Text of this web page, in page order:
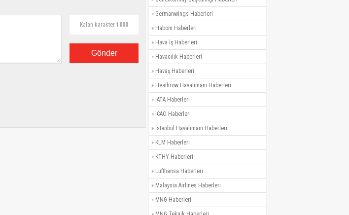
Kalan karakter 1000
Gönder
» Germanwings Haberleri
» Habom Haberleri
» Hava İş Haberleri
» Havacılık Haberleri
» Havaş Haberleri
» Heathrow Havalimanı Haberleri
» IATA Haberleri
» ICAO Haberleri
» İstanbul Havalimanı Haberleri
» KLM Haberleri
» KTHY Haberleri
» Lufthansa Haberleri
» Malaysia Airlines Haberleri
» MNG Haberleri